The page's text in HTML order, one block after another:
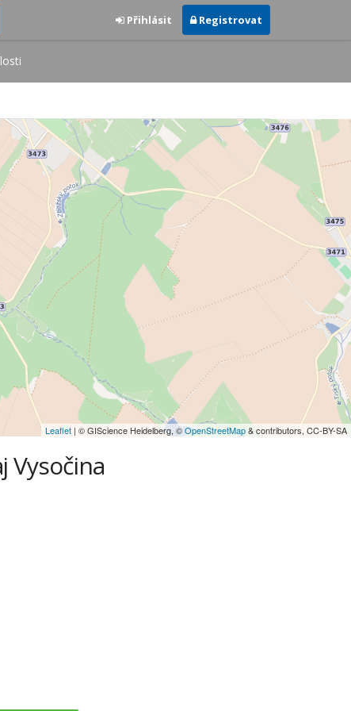
Přihlásit Registrovat
Leaflet | © GIScience Heidelberg, ©OpenStreetMap& contributors, CC-BY-SA
Vysočina